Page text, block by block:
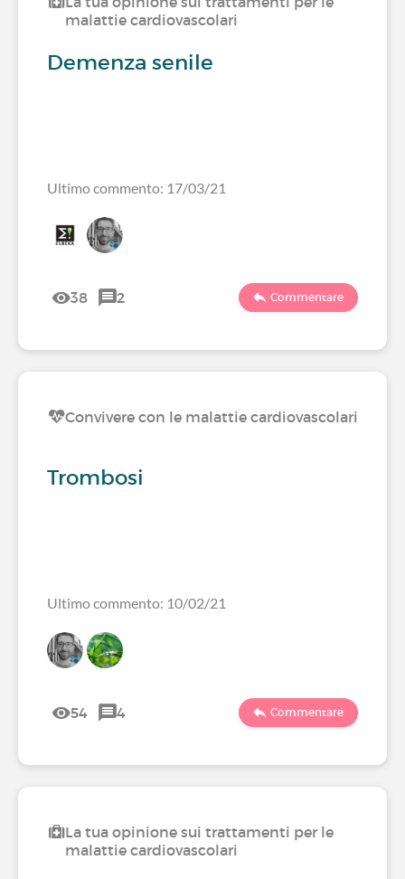
malattie cardiovascolari
Demenza senile
Ultimo commento: 17/03/21
38 2 Commentare
Convivere con le malattie cardiovascolari
Trombosi
Ultimo commento: 10/02/21
54 4 Commentare
La tua opinione sui trattamenti per le
malattie cardiovascolari